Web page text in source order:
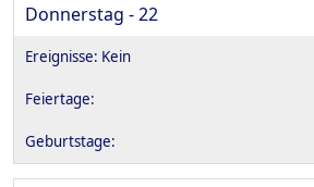
Donnerstag - 22